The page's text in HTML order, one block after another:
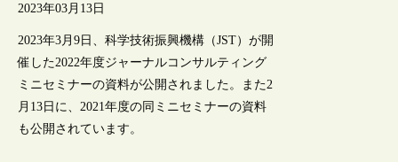
2023年03月13日
2023年3月9日、科学技術振興機構（JST）が開
催した2022年度ジャーナルコンサルティング
ミニセミナーの資料が公開されました。また2
月13日に、2021年度の同ミニセミナーの資料
も公開されています。